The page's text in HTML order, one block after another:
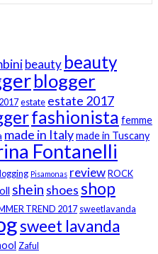
beauty beauty
blogger
estate estate 2017
fashionista femme
made in Italymade in Tuscany
Fontanelli
Pisamonas reviewROCK
shein shoesshop
TREND 2017 sweetlavanda
sweet lavanda
Zaful